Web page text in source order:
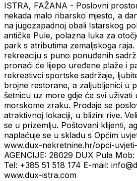
ISTRA, FAŽANA - Poslovni
nekada malo ribarsko mjesto, a
na jugozapadnoj obali Istarskog
antičke Pule, polazna luka za
park s atributima zemaljskoga
rekreaciju s puno ponuđenih
pronaći će lijepo uređene plaže i
rekreativci sportske sadržaje,
brojne restorane, a zaljubljenici u
šetnicu uz more gdje će svi uživati
morskome zraku. Prodaje se
atraktivnoj lokaciji, u blizini rive.
se u prizemlju. Poštovani klijenti,
naplaćuje se u skladu s Općim
www.dux-nekretnine.hr/opci-
AGENCIJE: 28029 DUX Pula
Tel: +385 51 518 174 E-mail:
www.dux-istra.com